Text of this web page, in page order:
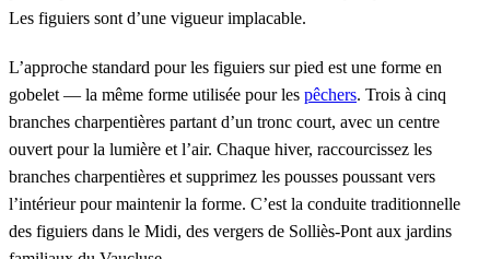
Les figuiers sont d’une vigueur implacable.
L’approche standard pour les figuiers sur pied est une forme en
gobelet — la même forme utilisée pour les pêchers. Trois à cinq
branches charpentières partant d’un tronc court, avec un centre
ouvert pour la lumière et l’air. Chaque hiver, raccourcissez les
branches charpentières et supprimez les pousses poussant vers
l’intérieur pour maintenir la forme. C’est la conduite traditionnelle
des figuiers dans le Midi, des vergers de Solliès-Pont aux jardins